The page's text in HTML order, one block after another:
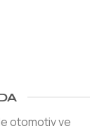
otomotiv ve